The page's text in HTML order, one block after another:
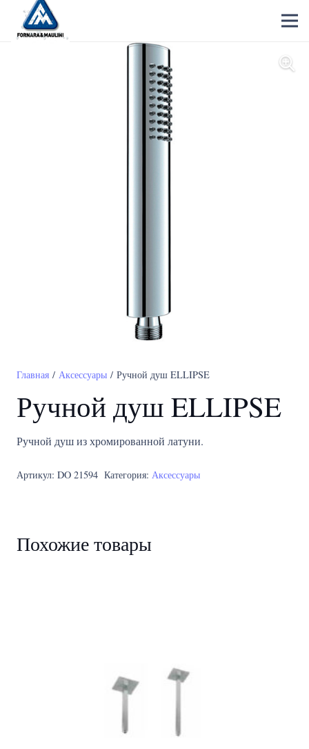
Главная / Аксессуары / Ручной душ ELLIPSE
Ручной душ ELLIPSE
Ручной душ из хромированной латуни.
Артикул: DO 21594 Категория: Аксессуары
Похожие товары